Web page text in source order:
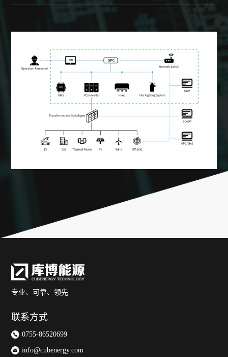
专业、可靠、领先
联系方式
0755-86520699
info@cubenergy.com